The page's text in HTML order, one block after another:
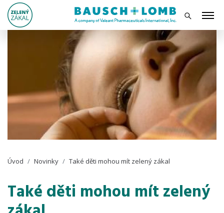
Úvod Novinky Také děti mohou mít zelený zákal
Také děti mohou mít zelený